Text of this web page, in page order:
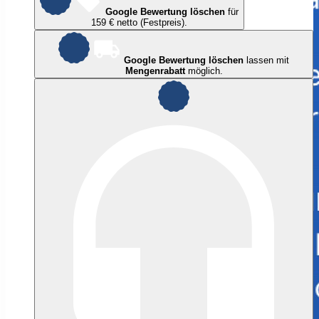
Google Bewertung löschen für
159 € netto (Festpreis).
Google Bewertung löschen lassen mit
Mengenrabattmöglich.